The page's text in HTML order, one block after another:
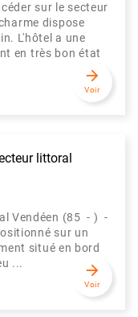
céder sur le secteur
dispose
L'hôtel a une
en très bon état
arrow_forward
Voir
littoral
Vendéen (85 - ) -
sur un
situé en bord
...
arrow_forward
Voir